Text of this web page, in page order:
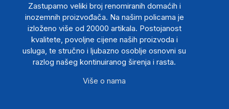
Zastupamo veliki broj renomiranih domaćih i
inozemnih proizvođača. Na našim policama je
izloženo više od 20000 artikala. Postojanost
kvalitete, povoljne cijene naših proizvoda i
usluga, te stručno i ljubazno osoblje osnovni su
razlog našeg kontinuiranog širenja i rasta.
Više o nama